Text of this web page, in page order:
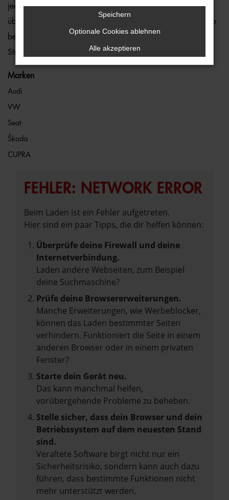
jedes Auto in unserer Meisterwerkstatt gastiert und dort
überprüft und ggf. repariert und gewartet wird. Unser Credo
besteht darin, dass wir nur erstklassige Fahrzeuge auf die
Straßen von Bielefeld lassen. Ohne „Wenn und Aber“.
Marken
Audi
VW
Seat
Škoda
CUPRA
FEHLER: NETWORK ERROR
Beim Laden ist ein Fehler aufgetreten.
Hier sind ein paar Tipps, die dir helfen können:
Überprüfe deine Firewall und deine
Internetverbindung.
Laden andere Webseiten, zum Beispiel
deine Suchmaschine?
Prüfe deine Browsererweiterungen.
Manche Erweiterungen, wie Werbeblocker,
können das Laden bestimmter Seiten
verhindern. Funktioniert die Seite in einem
anderen Browser oder in einem privaten
Fenster?
Starte dein Gerät neu.
Das kann manchmal helfen,
vorübergehende Probleme zu beheben.
Stelle sicher, dass dein Browser und dein
Betriebssystem auf dem neuesten Stand
sind.
Veraltete Software birgt nicht nur ein
Sicherheitsrisiko, sondern kann auch dazu
führen, dass bestimmte Funktionen nicht
mehr unterstützt werden.
Speichern
Optionale Cookies ablehnen
Alle akzeptieren